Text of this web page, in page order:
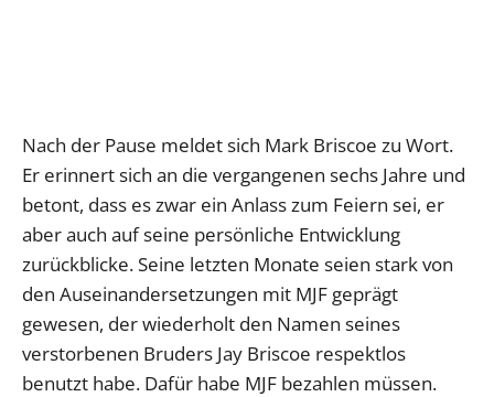
Nach der Pause meldet sich Mark Briscoe zu Wort.
Er erinnert sich an die vergangenen sechs Jahre und
betont, dass es zwar ein Anlass zum Feiern sei, er
aber auch auf seine persönliche Entwicklung
zurückblicke. Seine letzten Monate seien stark von
den Auseinandersetzungen mit MJF geprägt
gewesen, der wiederholt den Namen seines
verstorbenen Bruders Jay Briscoe respektlos
benutzt habe. Dafür habe MJF bezahlen müssen.